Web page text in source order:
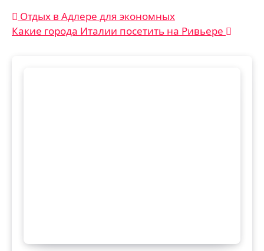
Навигация
по
Отдых в Адлере для экономных
Какие города Италии посетить на Ривьере